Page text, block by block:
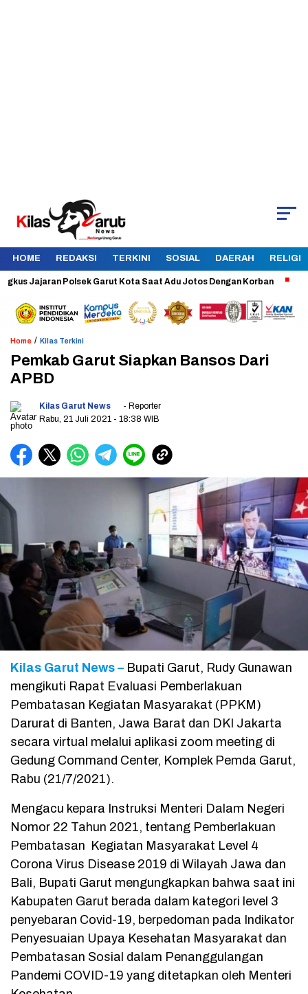
HOME REDAKSI TERKINI SOSIAL DAERAH RELIGI
Polsek Garut Kota Saat Adu Jotos Dengan Korban Aman
Home / Kilas Terkini
Pemkab Garut Siapkan Bansos Dari
APBD
Kilas Garut News
- Reporter
Rabu, 21 Juli 2021 - 18:38 WIB
Kilas Garut News – Bupati Garut, Rudy Gunawan
mengikuti Rapat Evaluasi Pemberlakuan
Pembatasan Kegiatan Masyarakat (PPKM)
Darurat di Banten, Jawa Barat dan DKI Jakarta
secara virtual melalui aplikasi zoom meeting di
Gedung Command Center, Komplek Pemda Garut,
Rabu (21/7/2021).
Mengacu kepara Instruksi Menteri Dalam Negeri
Nomor 22 Tahun 2021, tentang Pemberlakuan
Pembatasan Kegiatan Masyarakat Level 4
Corona Virus Disease 2019 di Wilayah Jawa dan
Bali, Bupati Garut mengungkapkan bahwa saat ini
Kabupaten Garut berada dalam kategori level 3
penyebaran Covid-19, berpedoman pada Indikator
Penyesuaian Upaya Kesehatan Masyarakat dan
Pembatasan Sosial dalam Penanggulangan
Pandemi COVID-19 yang ditetapkan oleh Menteri